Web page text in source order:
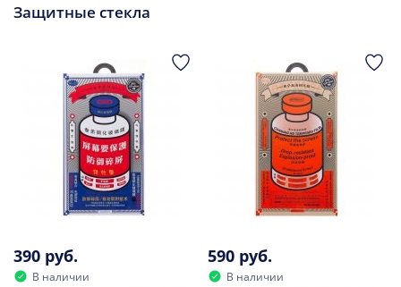
Защитные стекла
390 руб.
В наличии
590 руб.
В наличии